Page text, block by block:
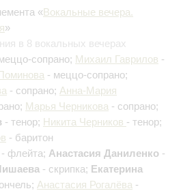
«Вокальные вечера.
»
в 8 вокальных вечерах
сопрано; Михаил Гаврилов -
- меццо-сопрано;
- сопрано; Анна-Мария
Марья Черникова - сопрано;
- тенор; Никита Черников - тенор;
- баритон
- флейта; Анастасия Даниленко -
- скрипка; Екатерина
Анастасия Рогалёва -